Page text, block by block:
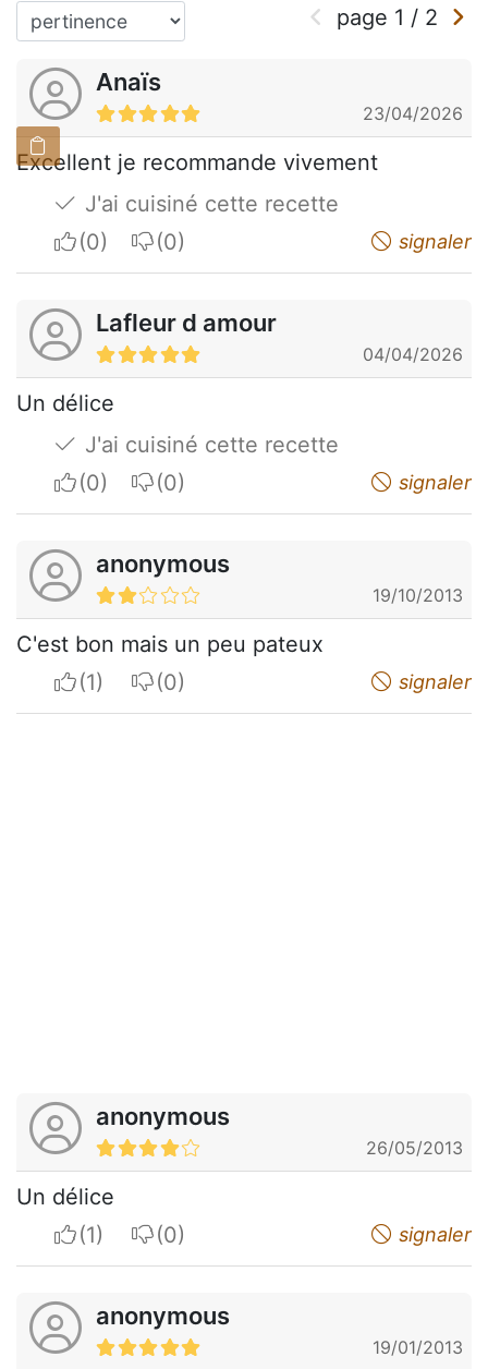
page 1 / 2
Anaïs
23/04/2026
Excellent je recommande vivement
J'ai cuisiné cette recette
I apreciateI do not appreciate signaler
Lafleur d amour
04/04/2026
Un délice
J'ai cuisiné cette recette
I apreciateI do not appreciate signaler
anonymous
19/10/2013
C'est bon mais un peu pateux
I apreciateI do not appreciate signaler
anonymous
26/05/2013
Un délice
I apreciateI do not appreciate signaler
anonymous
19/01/2013